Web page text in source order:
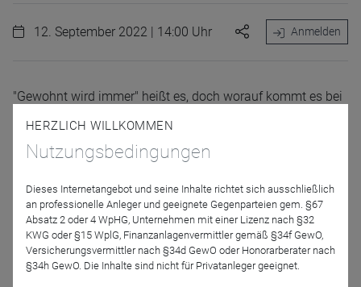
12. September 2022 | 14:00 Uhr Anmelden
"Gewohnt wird immer" heißt es, doch worauf kommt es bei
Wohnimmobilien aus? Lohnt sich der Einstieg noch?
Um diese und weitere Fragen rund um das Thema
Wohnimmobilien als Teil der Nutzungsartenstrategie geht
es in unserem Vortrag. Kurz und knackig - to go eben!
Das Webinar richtet sich an Mitarbeitende aus den
Bereichen Wertpapiere, Produktmanagement und der
gehobenen Vermögensberatung mit Bezug zu
HERZLICH WILLKOMMEN
Nutzungsbedingungen
Dieses Internetangebot und seine Inhalte richtet sich ausschließlich
an professionelle Anleger und geeignete Gegenparteien gem. §67
Absatz 2 oder 4 WpHG, Unternehmen mit einer Lizenz nach §32
KWG oder §15 WplG, Finanzanlagenvermittler gemäß §34f GewO,
Versicherungsvermittler nach §34d GewO oder Honorarberater nach
§34h GewO. Die Inhalte sind nicht für Privatanleger geeignet.